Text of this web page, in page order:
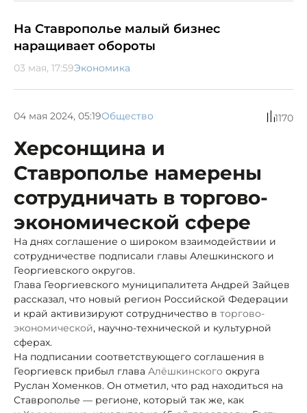
На Ставрополье малый бизнес
наращивает обороты
03 мая, 17:59Экономика
04 мая 2024, 05:19Общество 1170
Херсонщина и
Ставрополье намерены
сотрудничать в торгово-
экономической сфере
На днях соглашение о широком взаимодействии и
сотрудничестве подписали главы Алешкинского и
Георгиевского округов.
Глава Георгиевского муниципалитета Андрей Зайцев
рассказал, что новый регион Российской Федерации
и край активизируют сотрудничество в торгово-
экономической, научно-технической и культурной
сферах.
На подписании соответствующего соглашения в
Георгиевск прибыл глава Алёшкинского округа
Руслан Хоменков. Он отметил, что рад находиться на
Ставрополье — регионе, который так же, как